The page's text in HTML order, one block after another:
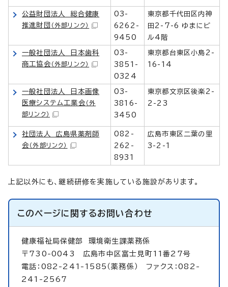
公益財団法人 総合健康
推進財団 （外部リンク）
03-
6262-
9450
東京都千代田区内神
田2-7-6 ゆまにビ
ル4階
一般社団法人 日本歯科
商工協会 （外部リンク）
03-
3851-
0324
東京都台東区小島2-
16-14
一般社団法人 日本画像
医療システム工業会 （外
部リンク）
03-
3816-
3450
東京都文京区後楽2-
2-23
社団法人 広島県薬剤師
会 （外部リンク）
082-
262-
8931
広島市東区二葉の里
3-2-1
上記以外にも、継続研修を実施している施設があります。
このページに関するお問い合わせ
健康福祉局保健部 環境衛生課薬務係
〒730-0043 広島市中区富士見町11番27号
電話：082-241-1585（薬務係） ファクス：082-
241-2567